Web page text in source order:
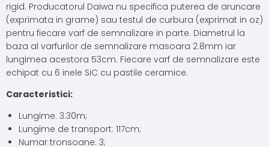
rigid. Producatorul Daiwa nu specifica puterea de aruncare
(exprimata in grame) sau testul de curbura (exprimat in oz)
pentru fiecare varf de semnalizare in parte. Diametrul la
baza al varfurilor de semnalizare masoara 2.8mm iar
lungimea acestora 53cm. Fiecare varf de semnalizare este
echipat cu 6 inele SiC cu pastile ceramice.
Caracteristici:
Lungime: 3.30m;
Lungime de transport: 117cm;
Numar tronsoane: 3;